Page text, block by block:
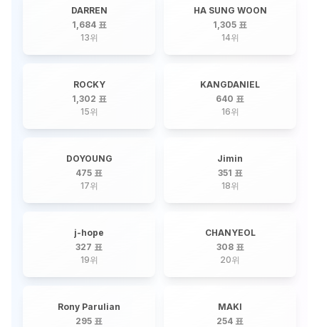
DARREN
1,684 표
13위
HA SUNG WOON
1,305 표
14위
ROCKY
1,302 표
15위
KANGDANIEL
640 표
16위
DOYOUNG
475 표
17위
Jimin
351 표
18위
j-hope
327 표
19위
CHANYEOL
308 표
20위
Rony Parulian
295 표
MAKI
254 표